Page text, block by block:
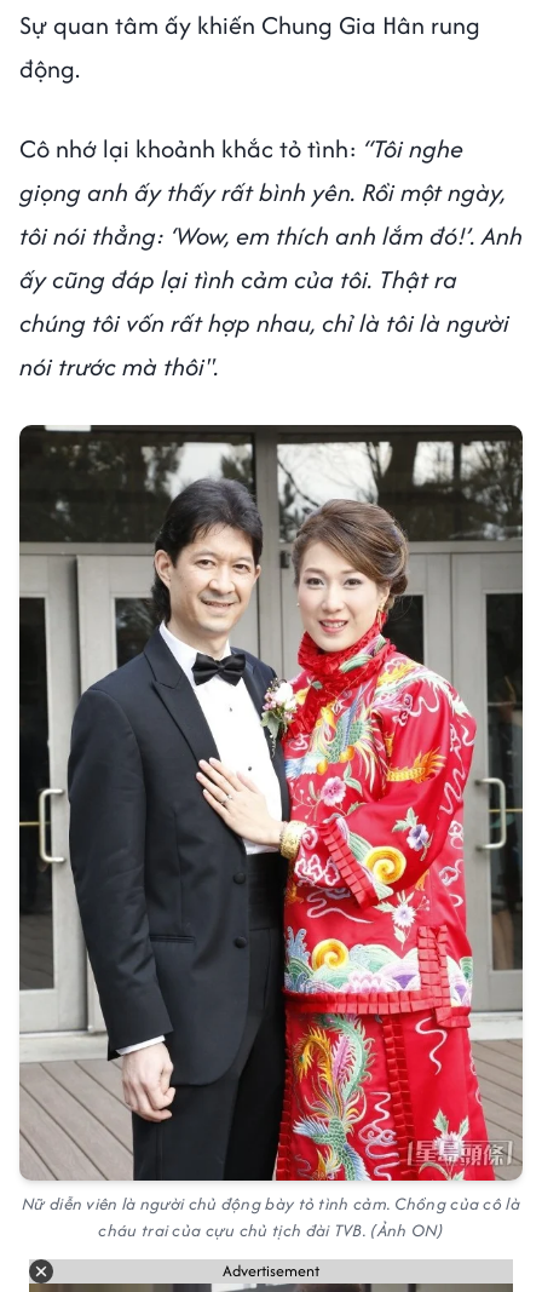
Sự quan tâm ấy khiến Chung Gia Hân rung
động.
Cô nhớ lại khoảnh khắc tỏ tình: “Tôi nghe
giọng anh ấy thấy rất bình yên. Rồi một ngày,
tôi nói thẳng: ‘Wow, em thích anh lắm đó!’. Anh
ấy cũng đáp lại tình cảm của tôi. Thật ra
chúng tôi vốn rất hợp nhau, chỉ là tôi là người
nói trước mà thôi".
Nữ diễn viên là người chủ động bày tỏ tình cảm. Chồng của cô là
cháu trai của cựu chủ tịch đài TVB. (Ảnh ON)
Advertisement